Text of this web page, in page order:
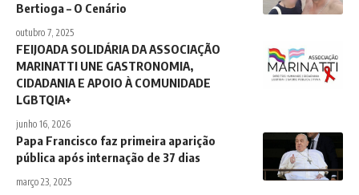
Bertioga – O Cenário
outubro 7, 2025
FEIJOADA SOLIDÁRIA DA ASSOCIAÇÃO
MARINATTI UNE GASTRONOMIA,
CIDADANIA E APOIO À COMUNIDADE
LGBTQIA+
junho 16, 2026
Papa Francisco faz primeira aparição
pública após internação de 37 dias
março 23, 2025